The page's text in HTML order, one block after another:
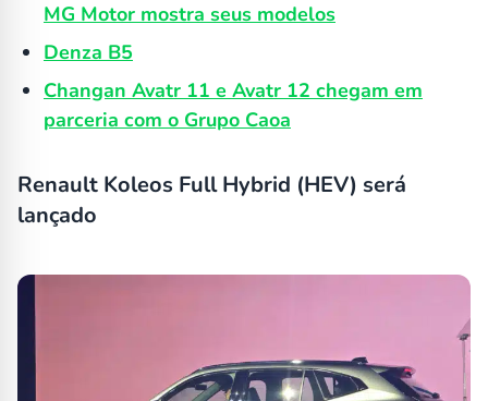
MG Motor mostra seus modelos
Denza B5
Changan Avatr 11 e Avatr 12 chegam em
parceria com o Grupo Caoa
Renault Koleos Full Hybrid (HEV) será
lançado